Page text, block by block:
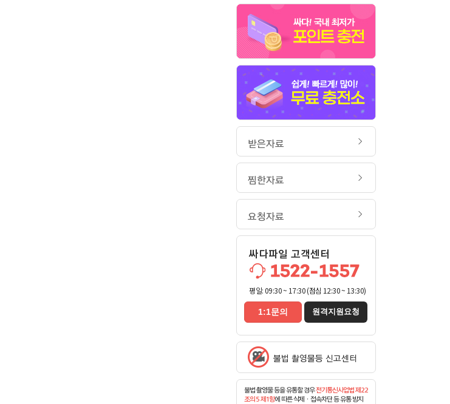
받은자료
찜한자료
요청자료
싸다파일 고객센터
평일: 09:30 ~ 17:30 (점심 12:30 ~ 13:30)
1:1문의 원격지원요청
불법 촬영물등 신고센터
불법 촬영물 등을 유통할 경우전기통신사업법 제22
조의 5 제1항에 따른 삭제ㆍ접속차단 등 유통 방지